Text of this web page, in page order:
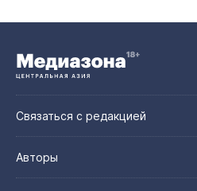
Связаться с редакцией
Авторы